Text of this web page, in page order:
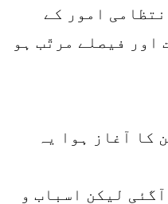
امور کے
اور فیصلے مرتّب ہو
کا آغاز ہوا یہ
لیکن اسباب و